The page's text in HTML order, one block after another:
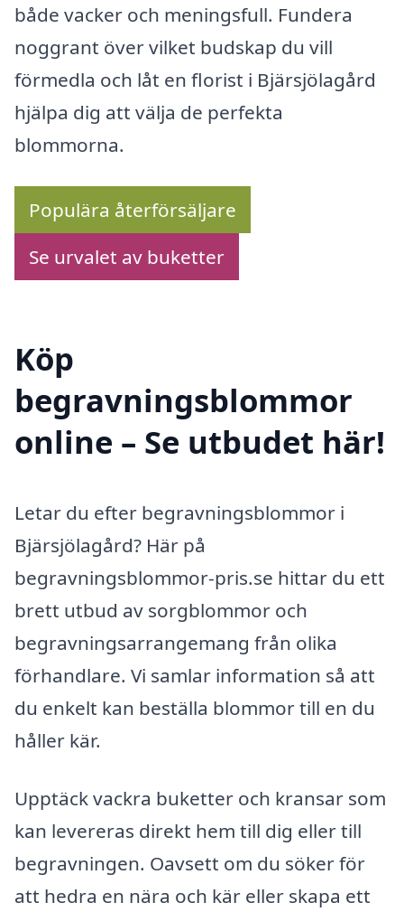
både vacker och meningsfull. Fundera
noggrant över vilket budskap du vill
förmedla och låt en florist i Bjärsjölagård
hjälpa dig att välja de perfekta
blommorna.
Populära återförsäljare
Se urvalet av buketter
Köp
begravningsblommor
online – Se utbudet här!
Letar du efter begravningsblommor i
Bjärsjölagård? Här på
begravningsblommor-pris.se hittar du ett
brett utbud av sorgblommor och
begravningsarrangemang från olika
förhandlare. Vi samlar information så att
du enkelt kan beställa blommor till en du
håller kär.
Upptäck vackra buketter och kransar som
kan levereras direkt hem till dig eller till
begravningen. Oavsett om du söker för
att hedra en nära och kär eller skapa ett